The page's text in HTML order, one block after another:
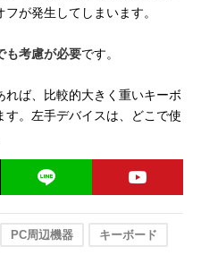
が発生してしまいます。
も考慮が必要です。
ば、比較的大きく重いキーボ
。左手デバイスは、どこで使
PC周辺機器 キーボード